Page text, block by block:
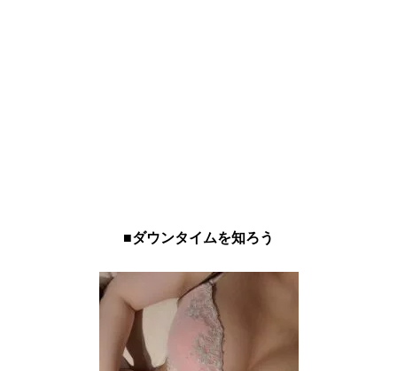
■ダウンタイムを知ろう